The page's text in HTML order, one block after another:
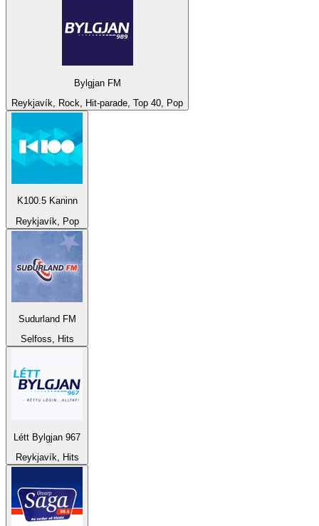
Bylgjan FM
Reykjavík, Rock, Hit-parade, Top 40, Pop
K100.5 Kaninn
Reykjavík, Pop
Sudurland FM
Selfoss, Hits
Létt Bylgjan 967
Reykjavík, Hits